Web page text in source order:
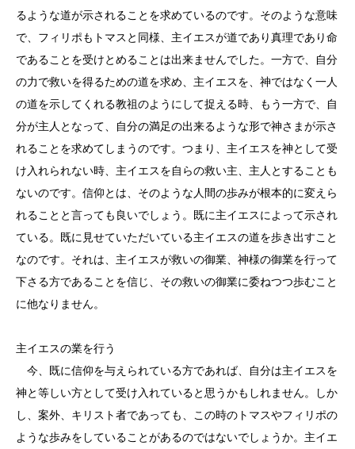
るような道が示されることを求めているのです。そのような意味
で、フィリポもトマスと同様、主イエスが道であり真理であり命
であることを受けとめることは出来ませんでした。一方で、自分
の力で救いを得るための道を求め、主イエスを、神ではなく一人
の道を示してくれる教祖のようにして捉える時、もう一方で、自
分が主人となって、自分の満足の出来るような形で神さまが示さ
れることを求めてしまうのです。つまり、主イエスを神として受
け入れられない時、主イエスを自らの救い主、主人とすることも
ないのです。信仰とは、そのような人間の歩みが根本的に変えら
れることと言っても良いでしょう。既に主イエスによって示され
ている。既に見せていただいている主イエスの道を歩き出すこと
なのです。それは、主イエスが救いの御業、神様の御業を行って
下さる方であることを信じ、その救いの御業に委ねつつ歩むこと
に他なりません。
主イエスの業を行う
今、既に信仰を与えられている方であれば、自分は主イエスを
神と等しい方として受け入れていると思うかもしれません。しか
し、案外、キリスト者であっても、この時のトマスやフィリポの
ような歩みをしていることがあるのではないでしょうか。主イエ